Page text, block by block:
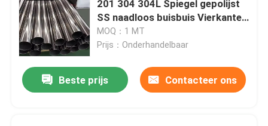
201 304 304L Spiegel gepolijst
SS naadloos buisbuis Vierkante
Ronde naadloos gelast
MOQ：1 MT
Prijs：Onderhandelbaar
Beste prijs Contacteer ons